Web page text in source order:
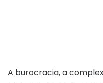
A burocracia, a